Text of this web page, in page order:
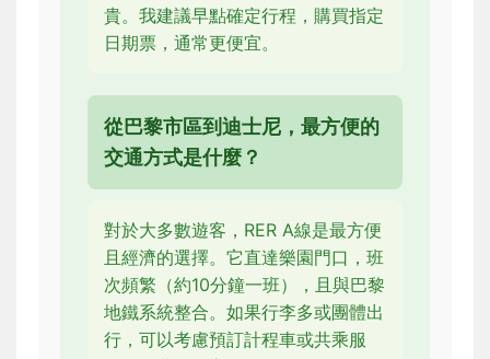
貴。我建議早點確定行程，購買指定
日期票，通常更便宜。
從巴黎市區到迪士尼，最方便的
交通方式是什麼？
對於大多數遊客，RER A線是最方便
且經濟的選擇。它直達樂園門口，班
次頻繁（約10分鐘一班），且與巴黎
地鐵系統整合。如果行李多或團體出
行，可以考慮預訂計程車或共乘服